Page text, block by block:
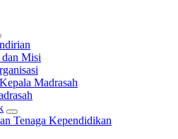
Misi
Madrasah
Tenaga Kependidikan